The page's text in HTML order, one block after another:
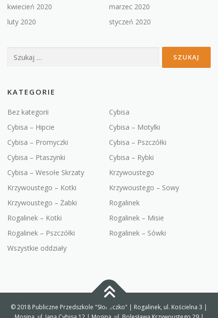
kwiecień 2020
marzec 2020
luty 2020
styczeń 2020
Szukaj:
KATEGORIE
Bez kategorii
Cybisa
Cybisa – Hipcie
Cybisa – Motylki
Cybisa – Promyczki
Cybisa – Pszczółki
Cybisa – Ptaszynki
Cybisa – Rybki
Cybisa – Wesołe Skrzaty
Krzywoustego
Krzywoustego – Kotki
Krzywoustego – Sowy
Krzywoustego – Żabki
Rogalinek
Rogalinek – Kotki
Rogalinek – Misie
Rogalinek – Pszczółki
Rogalinek – Sówki
Wszystkie oddziały
© 2018 Publiczne Przedszkole "Słoneczko" | Rogalinek, ul. Kościelna 3 |